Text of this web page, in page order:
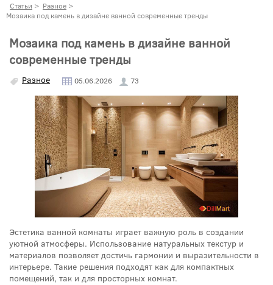
Статьи > Разное >
Мозаика под камень в дизайне ванной современные тренды
Мозаика под камень в дизайне ванной
современные тренды
Разное 05.06.2026 73
Эстетика ванной комнаты играет важную роль в создании
уютной атмосферы. Использование натуральных текстур и
материалов позволяет достичь гармонии и выразительности в
интерьере. Такие решения подходят как для компактных
помещений, так и для просторных комнат.